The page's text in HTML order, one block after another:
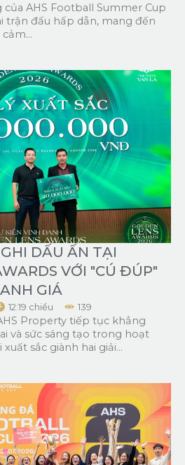
của AHS Football Summer Cup
trận đấu hấp dẫn, mang đến
DẤU ẤN TẠI
VỚI "CÚ ĐÚP"
GIÁ
12:19 chiều 139
Property tiếp tục khẳng
và sức sáng tạo trong hoạt
sắc giành hai giải...